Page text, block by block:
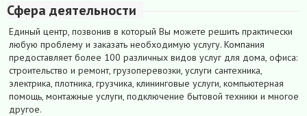
Сфера деятельности
Единый центр, позвонив в который Вы можете решить практически
любую проблему и заказать необходимую услугу. Компания
предоставляет более 100 различных видов услуг для дома, офиса:
строительство и ремонт, грузоперевозки, услуги сантехника,
электрика, плотника, грузчика, клининговые услуги, компьютерная
помощь, монтажные услуги, подключение бытовой техники и многое
другое.